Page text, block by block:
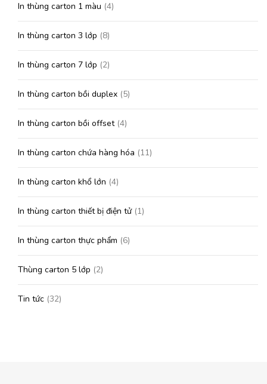
In thùng carton 1 màu (4)
In thùng carton 3 lớp (8)
In thùng carton 7 lớp (2)
In thùng carton bồi duplex (5)
In thùng carton bồi offset(4)
In thùng carton chứa hàng hóa (11)
In thùng carton khổ lớn (4)
In thùng carton thiết bị điện tử(1)
In thùng carton thực phẩm (6)
Thùng carton 5 lớp (2)
Tin tức (32)